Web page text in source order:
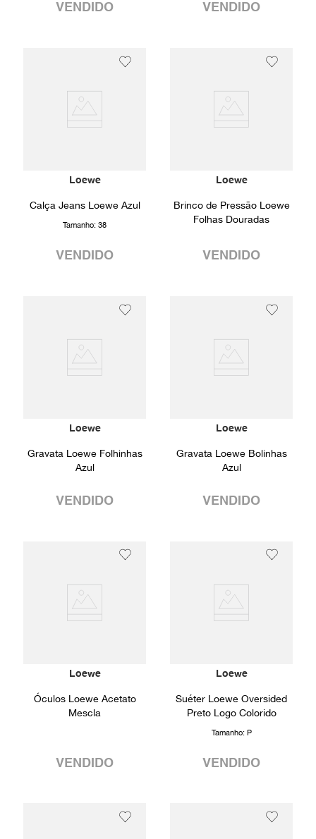
VENDIDO VENDIDO
Loewe
Calça Jeans Loewe Azul
Tamanho: 38
VENDIDO
Loewe
Brinco de Pressão Loewe
Folhas Douradas
VENDIDO
Loewe
Gravata Loewe Folhinhas
Azul
VENDIDO
Loewe
Gravata Loewe Bolinhas
Azul
VENDIDO
Loewe
Óculos Loewe Acetato
Mescla
VENDIDO
Loewe
Suéter Loewe Oversided
Preto Logo Colorido
Tamanho: P
VENDIDO